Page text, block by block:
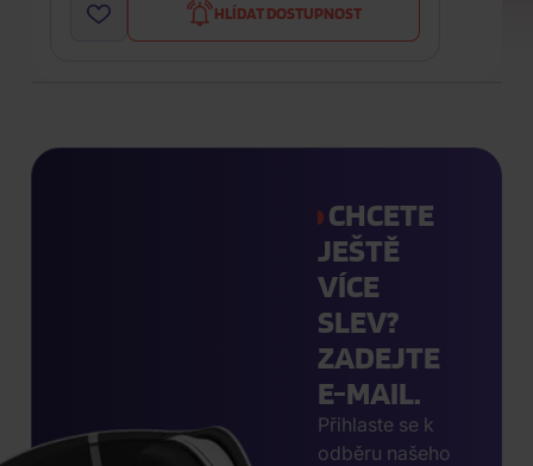
HLÍDAT DOSTUPNOST
CHCETE
JEŠTĚ
VÍCE
SLEV?
ZADEJTE
E-MAIL.
Přihlaste se k
odběru našeho